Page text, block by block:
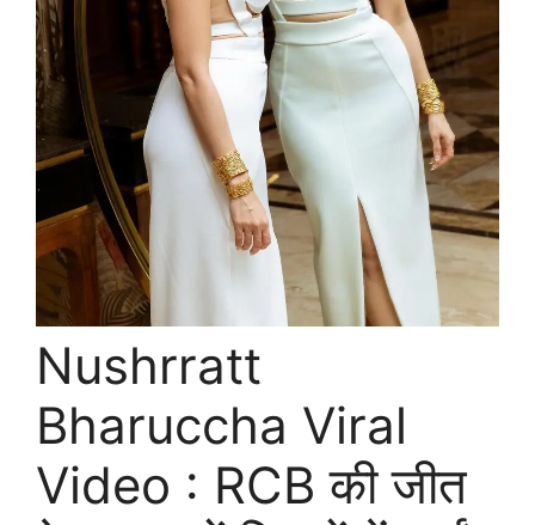
Nushrratt
Bharuccha Viral
Video : RCB की जीत